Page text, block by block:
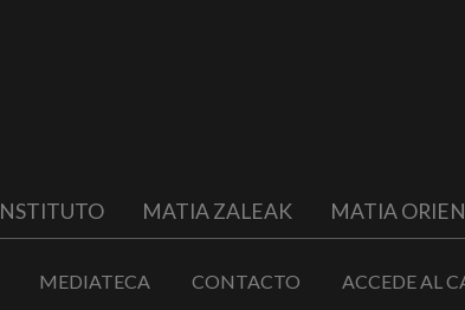
MATIA ZALEAK MATIA
MEDIATECA CONTACTO ACCEDE AL